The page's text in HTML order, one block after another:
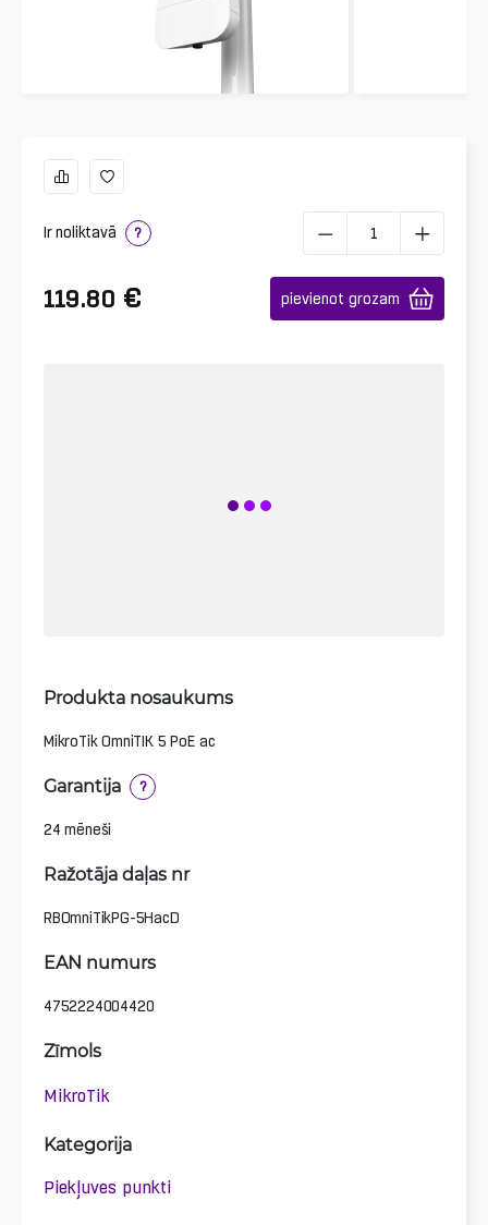
Ir noliktavā ?
119.80 € pievienot grozam
Produkta nosaukums
MikroTik OmniTIK 5 PoE ac
Garantija ?
24 mēneši
Ražotāja daļas nr
RBOmniTikPG-5HacD
EAN numurs
4752224004420
Zīmols
MikroTik
Kategorija
Piekļuves punkti